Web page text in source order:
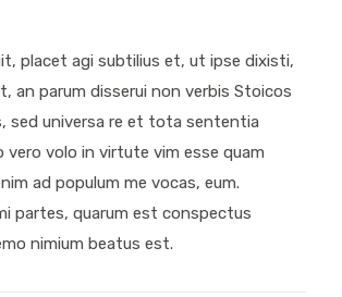
placet agi subtilius et, ut ipse dixisti,
an parum disserui non verbis Stoicos
sed universa re et tota sententia
vero volo in virtute vim esse quam
ad populum me vocas, eum.
partes, quarum est conspectus
nimium beatus est.